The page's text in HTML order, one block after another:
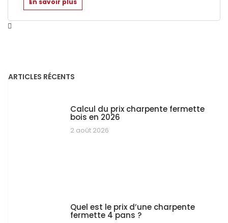
En savoir plus
ARTICLES RÉCENTS
Calcul du prix charpente fermette
bois en 2026
2 août 2026
Quel est le prix d’une charpente
fermette 4 pans ?